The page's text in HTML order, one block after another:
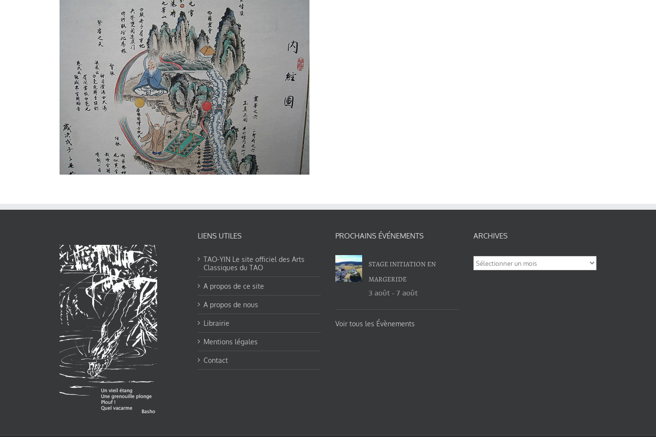
LIENS UTILES
TAO-YIN Le site officiel des Arts
Classiques du TAO
A propos de ce site
A propos de nous
Librairie
Mentions légales
Contact
PROCHAINS ÉVÉNEMENTS
STAGE INITIATION EN
MARGERIDE
3 août -7 août
Voir tous les Évènements
ARCHIVES
Archives